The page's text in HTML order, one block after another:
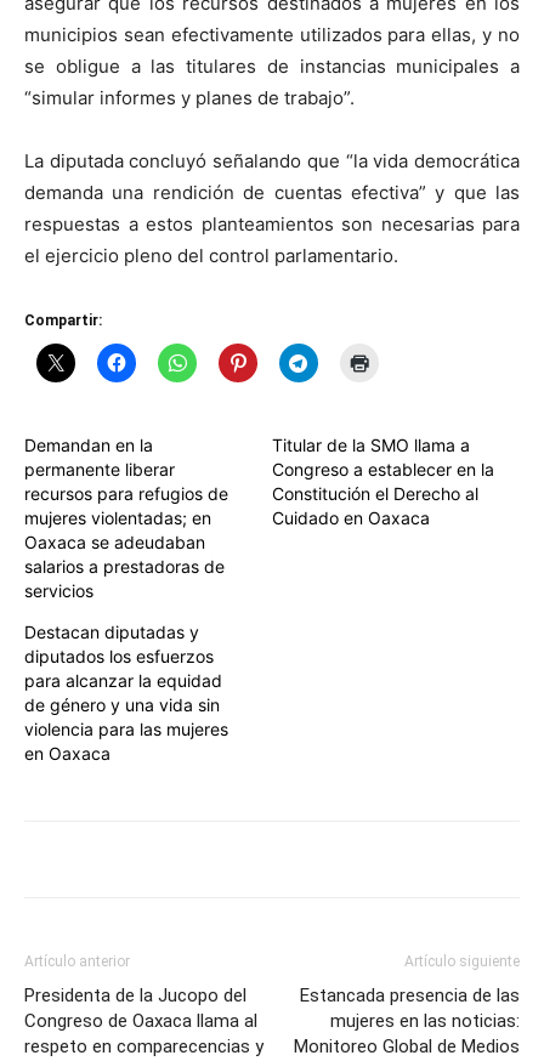
municipios sean efectivamente utilizados para ellas, y no
se obligue a las titulares de instancias municipales a
“simular informes y planes de trabajo”.
La diputada concluyó señalando que “la vida democrática
demanda una rendición de cuentas efectiva” y que las
respuestas a estos planteamientos son necesarias para
el ejercicio pleno del control parlamentario.
Compartir:
Demandan en la
permanente liberar
recursos para refugios de
mujeres violentadas; en
Oaxaca se adeudaban
salarios a prestadoras de
servicios
Titular de la SMO llama a
Congreso a establecer en la
Constitución el Derecho al
Cuidado en Oaxaca
Destacan diputadas y
diputados los esfuerzos
para alcanzar la equidad
de género y una vida sin
violencia para las mujeres
en Oaxaca
Artículo anterior
Presidenta de la Jucopo del
Congreso de Oaxaca llama al
respeto en comparecencias y
Artículo siguiente
Estancada presencia de las
mujeres en las noticias:
Monitoreo Global de Medios